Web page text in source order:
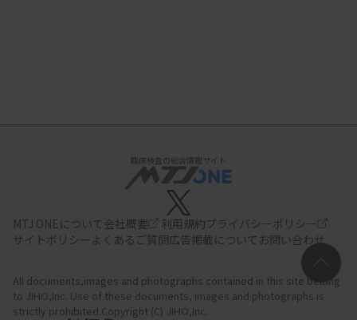
臨床検査の総合情報サイト
MTJ ONEについて会社概要 利用規約プライバシーポリシー
サイトポリシー よくあるご質問広告掲載について お問い合わせ
All documents,images and photographs contained in this site belong
to JIHO,Inc. Use of these documents, images and photographs is
strictly prohibited.Copyright (C) JIHO,Inc.